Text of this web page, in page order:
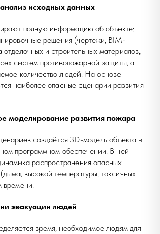
исходных данных
полную информацию об объекте:
решения (чертежи, BIM-
отделочных и строительных материалов,
систем противопожарной защиты, а
количество людей. На основе
наиболее опасные сценарии развития
моделирование развития пожара
создаётся 3D-модель объекта в
программном обеспечении. В ней
распространения опасных
высокой температуры, токсичных
времени.
эвакуации людей
время, необходимое людям для